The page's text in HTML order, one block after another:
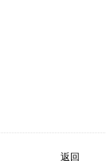
返回